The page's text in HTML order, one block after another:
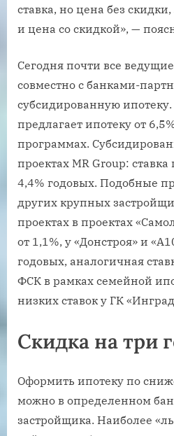
ставка, но цена без
и цена со скидкой», —
Сегодня почти все
совместно с банками-
субсидированную
предлагает ипотеку от
программах.
проектах MR Group:
4,4% годовых. Подобные
других крупных
проектах в проектах
от 1,1%, у «Донстроя» и
годовых, аналогичная
ФСК в рамках семейной
низких ставок у ГК
Скидка на три
Оформить ипотеку по
можно в определенном
застройщика. Наиболее